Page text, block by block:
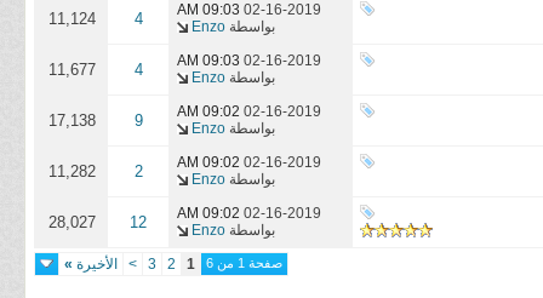
02-16-2019
09:03 AM
بواسطة Enzo
4
11,124
02-16-2019
09:03 AM
بواسطة Enzo
4
11,677
02-16-2019
09:02 AM
بواسطة Enzo
9
17,138
02-16-2019
09:02 AM
بواسطة Enzo
2
11,282
02-16-2019
09:02 AM
بواسطة Enzo
12
28,027
صفحة 1 من 6 1
2
3
> الأخيرة »